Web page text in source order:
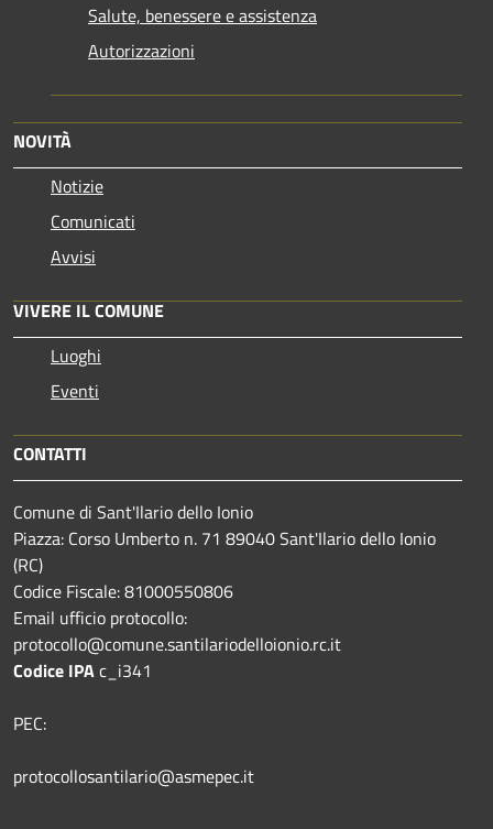
Salute, benessere e assistenza
Autorizzazioni
NOVITÀ
Notizie
Comunicati
Avvisi
VIVERE IL COMUNE
Luoghi
Eventi
CONTATTI
Comune di Sant'Ilario dello Ionio
Piazza: Corso Umberto n. 71 89040 Sant'Ilario dello Ionio
(RC)
Codice Fiscale: 81000550806
Email ufficio protocollo:
protocollo@comune.santilariodelloionio.rc.it
Codice IPAc_i341
PEC:
protocollosantilario@asmepec.it